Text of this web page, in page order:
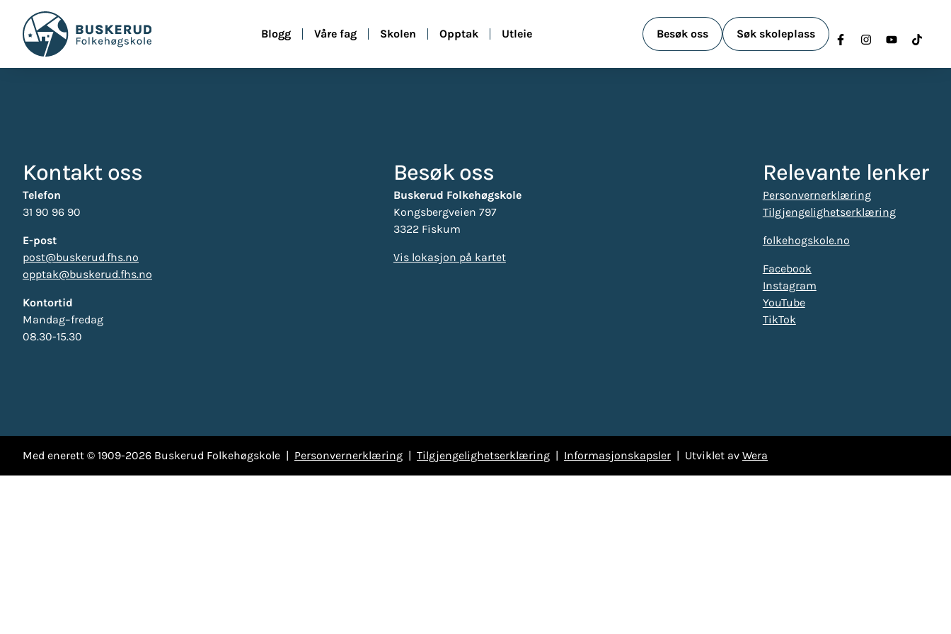
innholdet
Blogg
Våre fag Skolen Opptak Utleie Besøk oss Søk skoleplass
Kontakt oss
Telefon
31 90 96 90
E-post
post@buskerud.fhs.no
opptak@buskerud.fhs.no
Kontortid
Mandag–fredag
08.30-15.30
Besøk oss
Buskerud Folkehøgskole
Kongsbergveien 797
3322 Fiskum
Vis lokasjon på kartet
Relevante lenker
Personvernerklæring
Tilgjengelighetserklæring
folkehogskole.no
Facebook
Instagram
YouTube
TikTok
Med enerett © 1909-2026 Buskerud Folkehøgskole | Personvernerklæring | Tilgjengelighetserklæring | Informasjonskapsler | Utviklet av Wera